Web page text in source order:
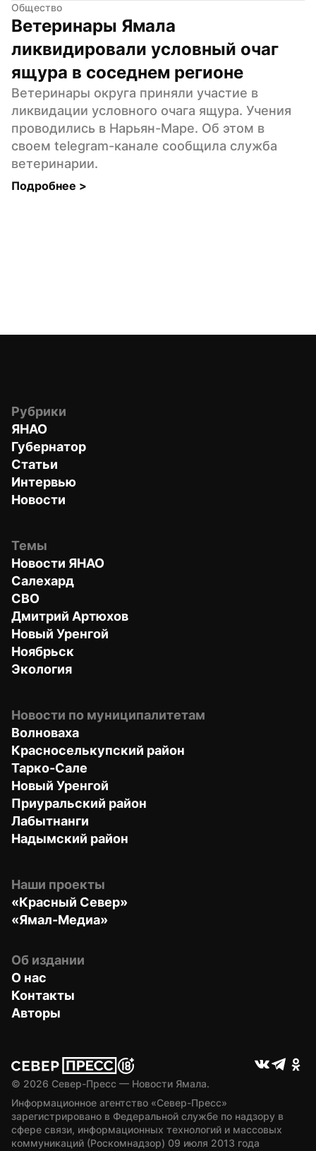
Общество
Ветеринары Ямала
ликвидировали условный очаг
ящура в соседнем регионе
Ветеринары округа приняли участие в
ликвидации условного очага ящура. Учения
проводились в Нарьян-Маре. Об этом в
своем telegram-канале сообщила служба
ветеринарии.
Подробнее >
Рубрики
ЯНАО
Губернатор
Статьи
Интервью
Новости
Темы
Новости ЯНАО
Салехард
СВО
Дмитрий Артюхов
Новый Уренгой
Ноябрьск
Экология
Новости по муниципалитетам
Волноваха
Красноселькупский район
Тарко-Сале
Новый Уренгой
Приуральский район
Лабытнанги
Надымский район
Наши проекты
«Красный Север»
«Ямал-Медиа»
Об издании
О нас
Контакты
Авторы
© 2026 Север-Пресс — Новости Ямала.
Информационное агентство «Север-Пресс»
зарегистрировано в Федеральной службе по надзору в
сфере связи, информационных технологий и массовых
коммуникаций (Роскомнадзор) 09 июля 2013 года